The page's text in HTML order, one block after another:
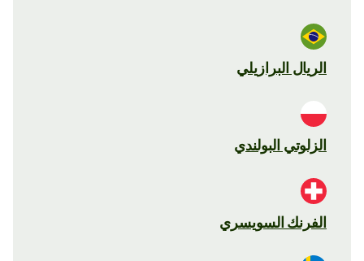
الريال البرازيلي
الزلوتي البولندي
الفرنك السويسري